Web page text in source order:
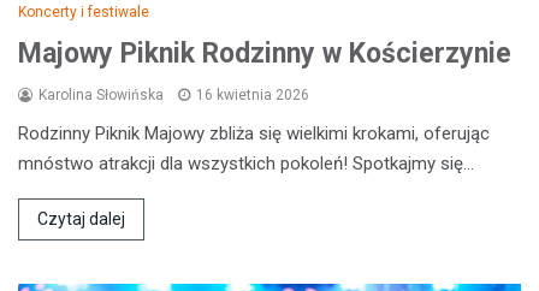
Koncerty i festiwale
Majowy Piknik Rodzinny w Kościerzynie
Karolina Słowińska 16 kwietnia 2026
Rodzinny Piknik Majowy zbliża się wielkimi krokami, oferując
mnóstwo atrakcji dla wszystkich pokoleń! Spotkajmy się…
Czytaj dalej